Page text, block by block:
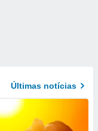
Últimas notícias